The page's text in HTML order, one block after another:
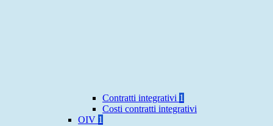
Contratti integrativi 1
Costi contratti integrativi
OIV 1